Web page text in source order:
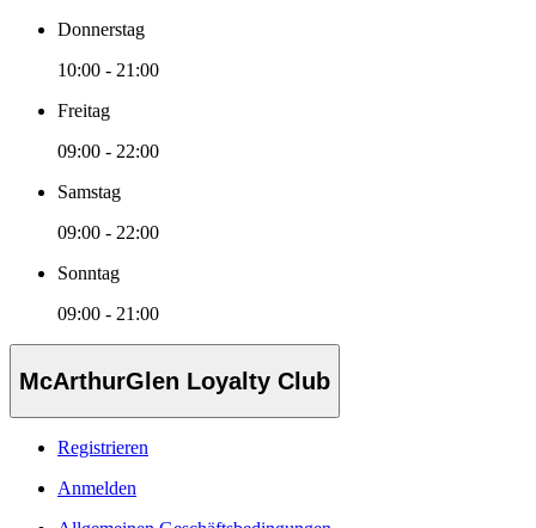
Donnerstag
10:00 - 21:00
Freitag
09:00 - 22:00
Samstag
09:00 - 22:00
Sonntag
09:00 - 21:00
McArthurGlen Loyalty Club
Registrieren
Anmelden